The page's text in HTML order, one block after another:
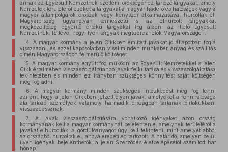
annak az Egyesült Nemzetnek szellemi örökségéhez tartozó tárgyakat, amely
Nemzetek területéről ezeket a tárgyakat a magyar haderő és hatóságok vagy a
magyar állampolgárok erőszak vagy kényszer alkalmazásával hurcoltak el,
Magyarország ugyanolyan természetű s az elhurcolt tárgyakkal
megközelítőleg egyenlő értékű tárgyakat fog átadni az illető Egyesült
Nemzetnek, feltéve, hogy ilyen tárgyak megszerezhetők Magyarországon.
4. A magyar kormány a jelen Cikkben említett javakat jó állapotban fogja
visszaadni, és ezzel kapcsolatban visel minden munkabér, anyag és szállítás
címén Magyarországon felmerülő költséget.
5. A magyar kormány együtt fog működni az Egyesült Nemzetekkel a jelen
Cikk értelmében visszaszolgáltatandó javak felkutatása és visszaszolgáltatása
tekintetében és minden ez irányban szükséges könnyítést saját költségén
meg fog adni.
6. A magyar kormány minden szükséges intézkedést meg fog tenni
aziránt, hogy a jelen Cikkben jelzett olyan javak, amelyeket a fennhatósága
alá tartozó személyek valamely harmadik országban tartanak birtokukban,
visszaadassanak.
7. A javak visszaszolgáltatására vonatkozó igényeket azon ország
kormányának kell a magyar kormánynál bejelentenie, amelynek területéről a
javakat elhurcolták; a gördülőanyagot úgy kell tekinteni, mint amelyet abból
az országból hurcoltak el, ahová eredetileg tartozott. A határidő, amelyen belül
ilyen igények bejelenthetők, a jelen Szerződés életbelépésétől számított hat
hónap.